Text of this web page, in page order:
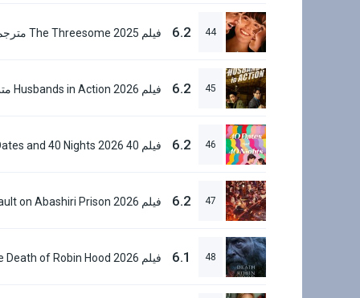
44
6.2 فيلم The Threesome 2025 مترجم
45
6.2
46
6.2
47
6.2
48
6.1